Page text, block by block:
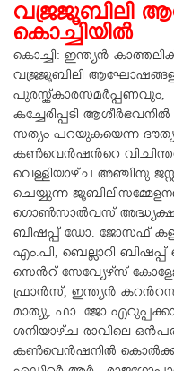
വജ്രജൂബിലി
കൊച്ചിയില്‍
കൊച്ചി: ഇന്ത്യന്‍
വജ്രജൂബിലി
പുരസ്ക്കാരസമര്‍പ്പണവും,
കച്ചേരിപ്പടി
സത്യം പറയുകയെന്ന
കണ്‍വെന്‍ഷന്‍റെ
വെള്ളിയാഴ്ച അഞ്ചിനു
ചെയ്യുന്ന
ഗൊണ്‍സാല്‍വസ്
ബിഷപ്പ് ഡോ. ജോസഫ്
എം.പി, ബെല്ലാറി
സെന്‍റ് സേവ്യേഴ്സ്
ഫ്രാൻസ്, ഇന്ത്യന്‍
മാത്യു, ഫാ. ജോ
ശനിയാഴ്ച രാവിലെ
കണ്‍വെന്‍ഷനില്‍